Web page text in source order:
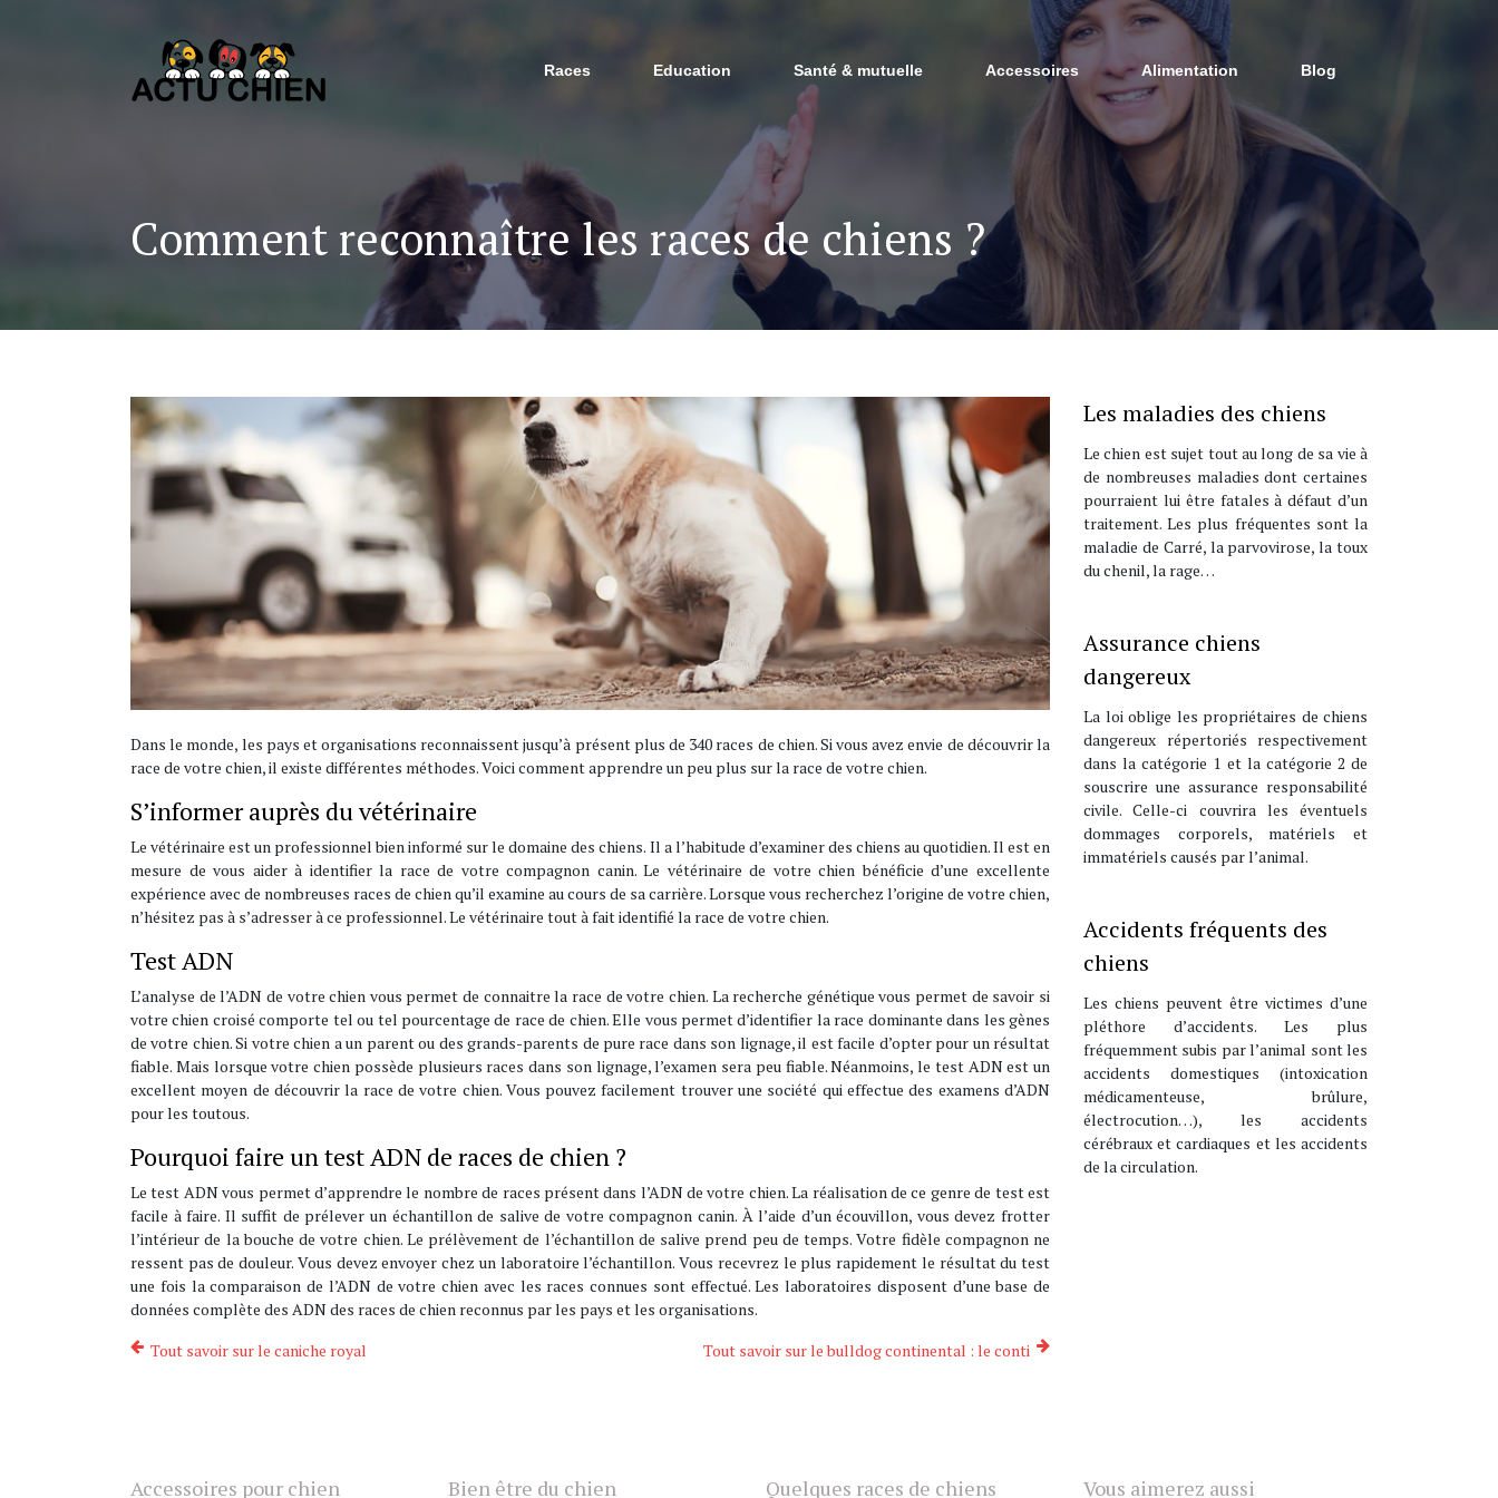
Races Education Santé & mutuelle Accessoires Alimentation Blog
Comment reconnaître les races de chiens ?
Dans le monde, les pays et organisations reconnaissent jusqu’à présent plus de 340 races de chien. Si vous avez envie de découvrir la
race de votre chien, il existe différentes méthodes. Voici comment apprendre un peu plus sur la race de votre chien.
S’informer auprès du vétérinaire
Le vétérinaire est un professionnel bien informé sur le domaine des chiens. Il a l’habitude d’examiner des chiens au quotidien. Il est en
mesure de vous aider à identifier la race de votre compagnon canin. Le vétérinaire de votre chien bénéficie d’une excellente
expérience avec de nombreuses races de chien qu’il examine au cours de sa carrière. Lorsque vous recherchez l’origine de votre chien,
n’hésitez pas à s’adresser à ce professionnel. Le vétérinaire tout à fait identifié la race de votre chien.
Test ADN
L’analyse de l’ADN de votre chien vous permet de connaitre la race de votre chien. La recherche génétique vous permet de savoir si
votre chien croisé comporte tel ou tel pourcentage de race de chien. Elle vous permet d’identifier la race dominante dans les gènes
de votre chien. Si votre chien a un parent ou des grands-parents de pure race dans son lignage, il est facile d’opter pour un résultat
fiable. Mais lorsque votre chien possède plusieurs races dans son lignage, l’examen sera peu fiable. Néanmoins, le test ADN est un
excellent moyen de découvrir la race de votre chien. Vous pouvez facilement trouver une société qui effectue des examens d’ADN
pour les toutous.
Pourquoi faire un test ADN de races de chien ?
Le test ADN vous permet d’apprendre le nombre de races présent dans l’ADN de votre chien. La réalisation de ce genre de test est
facile à faire. Il suffit de prélever un échantillon de salive de votre compagnon canin. À l’aide d’un écouvillon, vous devez frotter
l’intérieur de la bouche de votre chien. Le prélèvement de l’échantillon de salive prend peu de temps. Votre fidèle compagnon ne
ressent pas de douleur. Vous devez envoyer chez un laboratoire l’échantillon. Vous recevrez le plus rapidement le résultat du test
une fois la comparaison de l’ADN de votre chien avec les races connues sont effectué. Les laboratoires disposent d’une base de
données complète des ADN des races de chien reconnus par les pays et les organisations.
Tout savoir sur le caniche royal
Tout savoir sur le bulldog continental : le conti
Les maladies des chiens
Le chien est sujet tout au long de sa vie à
de nombreuses maladies dont certaines
pourraient lui être fatales à défaut d’un
traitement. Les plus fréquentes sont la
maladie de Carré, la parvovirose, la toux
du chenil, la rage…
Assurance chiens
dangereux
La loi oblige les propriétaires de chiens
dangereux répertoriés respectivement
dans la catégorie 1 et la catégorie 2 de
souscrire une assurance responsabilité
civile. Celle-ci couvrira les éventuels
dommages corporels, matériels et
immatériels causés par l’animal.
Accidents fréquents des
chiens
Les chiens peuvent être victimes d’une
pléthore d’accidents. Les plus
fréquemment subis par l’animal sont les
accidents domestiques (intoxication
médicamenteuse, brûlure,
électrocution…), les accidents
cérébraux et cardiaques et les accidents
de la circulation.
Accessoires pour chien Bien être du chien Quelques races de chiens Vous aimerez aussi